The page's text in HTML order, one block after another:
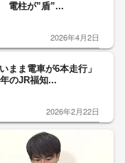
電柱が”盾”...
2026年4月2日
まま電車が6本走行」
のJR福知...
2026年2月22日